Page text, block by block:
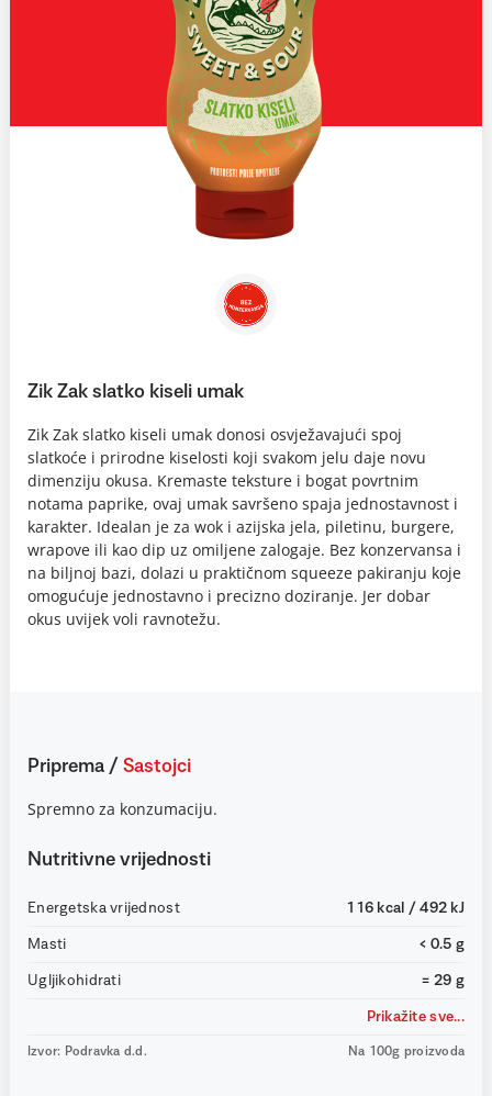
Zik Zak slatko kiseli umak
Zik Zak slatko kiseli umak donosi osvježavajući spoj
slatkoće i prirodne kiselosti koji svakom jelu daje novu
dimenziju okusa. Kremaste teksture i bogat povrtnim
notama paprike, ovaj umak savršeno spaja jednostavnost i
karakter. Idealan je za wok i azijska jela, piletinu, burgere,
wrapove ili kao dip uz omiljene zalogaje. Bez konzervansa i
na biljnoj bazi, dolazi u praktičnom squeeze pakiranju koje
omogućuje jednostavno i precizno doziranje. Jer dobar
okus uvijek voli ravnotežu.
Priprema / Sastojci
Spremno za konzumaciju.
Nutritivne vrijednosti
Energetska vrijednost 116 kcal / 492 kJ
Masti < 0.5 g
Ugljikohidrati = 29 g
Prikažite sve...
Izvor: Podravka d.d. Na 100g proizvoda